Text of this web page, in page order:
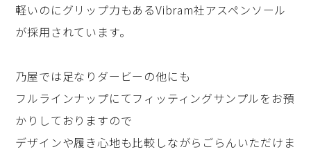
軽いのにグリップ力もあるVibram社アスペンソール
が採用されています。
乃屋では足なりダービーの他にも
フルラインナップにてフィッティングサンプルをお預
かりしておりますので
デザインや履き心地も比較しながらごらんいただけま